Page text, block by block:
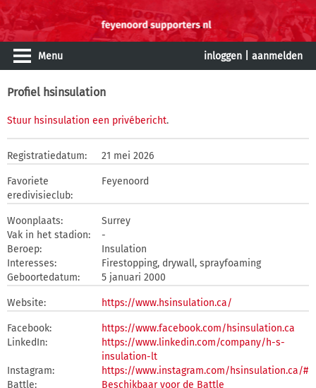
Menu inloggen aanmelden
Profiel hsinsulation
Stuur hsinsulation een privébericht.
Registratiedatum: 21 mei 2026
Favoriete
eredivisieclub:
Feyenoord
Woonplaats:
Surrey
Vak in het stadion:
-
Beroep:
Insulation
Interesses:
Firestopping, drywall, sprayfoaming
Geboortedatum:
5 januari 2000
Website: https://www.hsinsulation.ca/
Facebook:
https://www.facebook.com/hsinsulation.ca
LinkedIn:
https://www.linkedin.com/company/h-s-
insulation-lt
Instagram:
https://www.instagram.com/hsinsulation.ca/#
Battle:
Beschikbaar voor de Battle